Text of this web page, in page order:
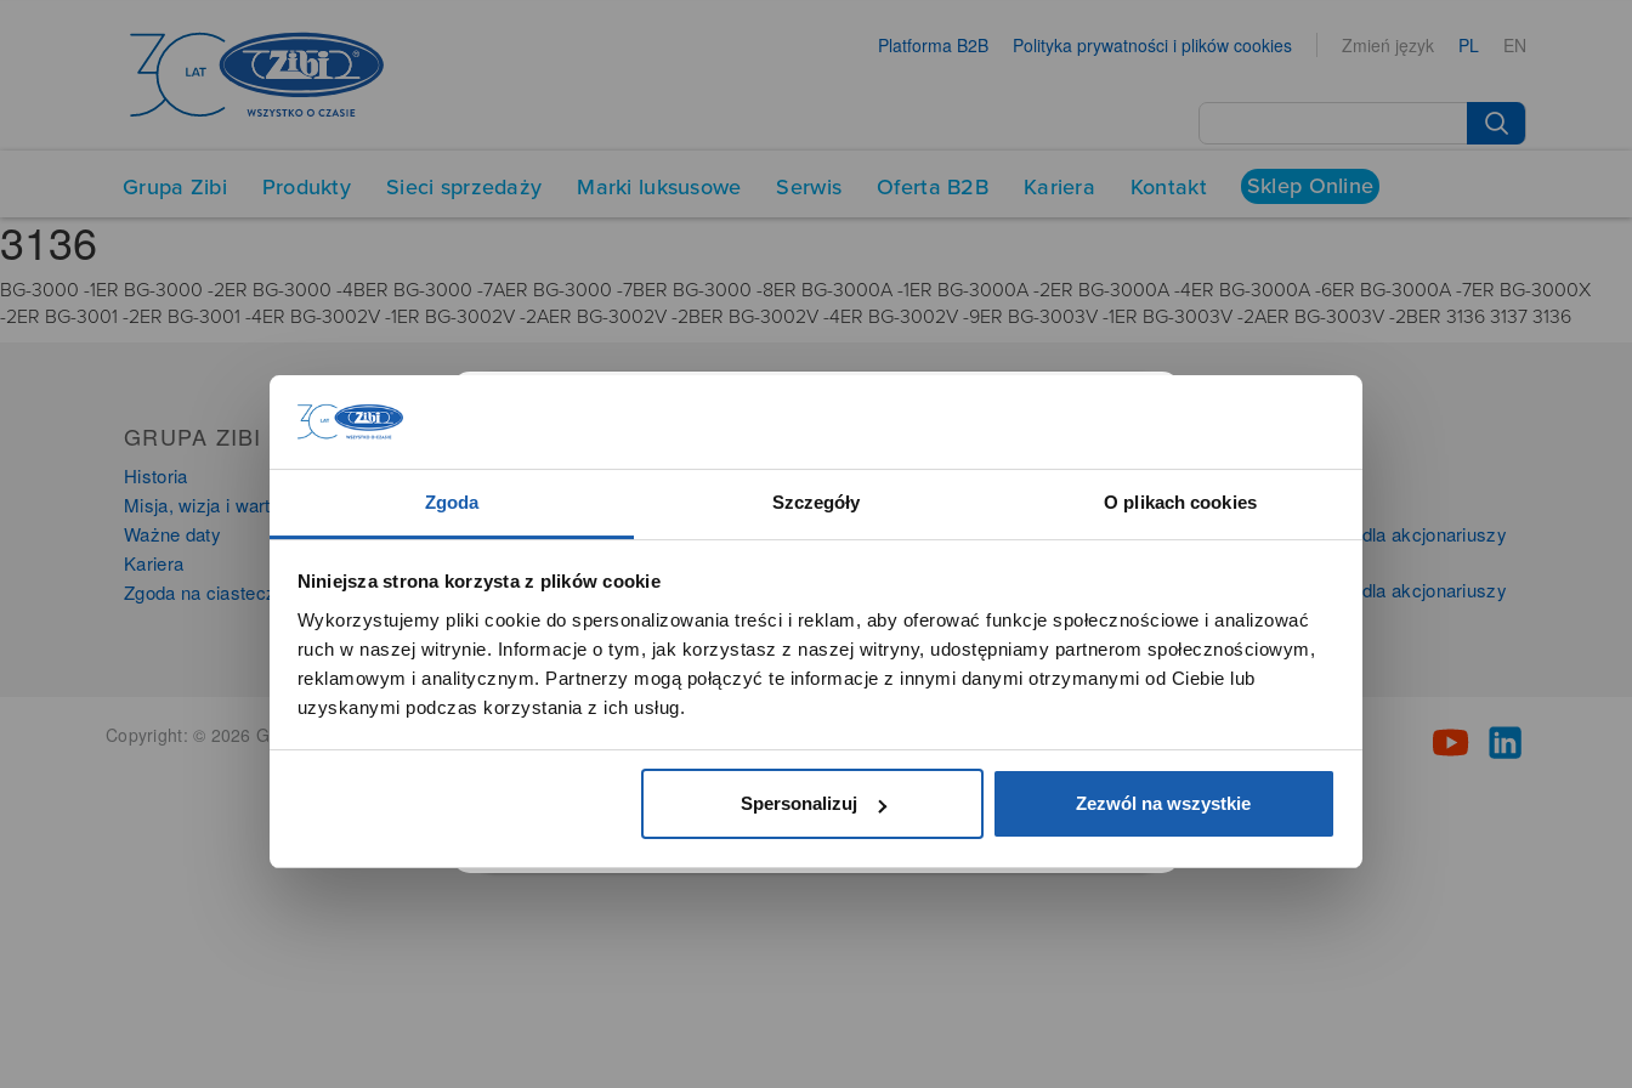
Zgoda Szczegóły O plikach cookies
Niniejsza strona korzysta z plików cookie
Wykorzystujemy pliki cookie do spersonalizowania treści i reklam, aby oferować funkcje społecznościowe i analizować
ruch w naszej witrynie. Informacje o tym, jak korzystasz z naszej witryny, udostępniamy partnerom społecznościowym,
reklamowym i analitycznym. Partnerzy mogą połączyć te informacje z innymi danymi otrzymanymi od Ciebie lub
uzyskanymi podczas korzystania z ich usług.
Spersonalizuj Zezwól na wszystkie
Platforma B2B Polityka prywatności i plików cookies Zmień język PL EN
Grupa Zibi Produkty Sieci sprzedaży Marki luksusowe Serwis Oferta B2B Kariera Kontakt Sklep Online
3136
BG-3000 -1ER BG-3000 -2ER BG-3000 -4BER BG-3000 -7AER BG-3000 -7BER BG-3000 -8ER BG-3000A -1ER BG-3000A -2ER BG-3000A -4ER BG-3000A -6ER BG-3000A -7ER BG-3000X
-2ER BG-3001 -2ER BG-3001 -4ER BG-3002V -1ER BG-3002V -2AER BG-3002V -2BER BG-3002V -4ER BG-3002V -9ER BG-3003V -1ER BG-3003V -2AER BG-3003V -2BER 3136 3137 3136
GRUPA ZIBI
Historia
Misja, wizja i wartości Grupy Zibi
Ważne daty
Kariera
Zgoda na ciasteczka
Zegarki
Instrumenty muzyczne
Kalkulatory
Oferta dla firm
Time Trend
Salony muzyczne Riff
Aktualności
Kontakt dla mediów
Informacje firmowe i dla akcjonariuszy
Informacje firmowe i dla akcjonariuszy
Grupy Zibi S.A.
Copyright: © 2026 Grupa Zibi S.A. Wszelkie prawa zastrzeżone.
SZANOWNA UŻYTKOWNICZKO
Używamy plików cookie w celach analitycznych, statystycznych i
marketingowych, w tym aby analizować ruch w tej witrynie,
optymalizować jej działanie oraz zapamiętywać Twoje preferencje.
DOWIEDZ SIĘ WIĘCEJ PRZEJDŹ DO SERWISU